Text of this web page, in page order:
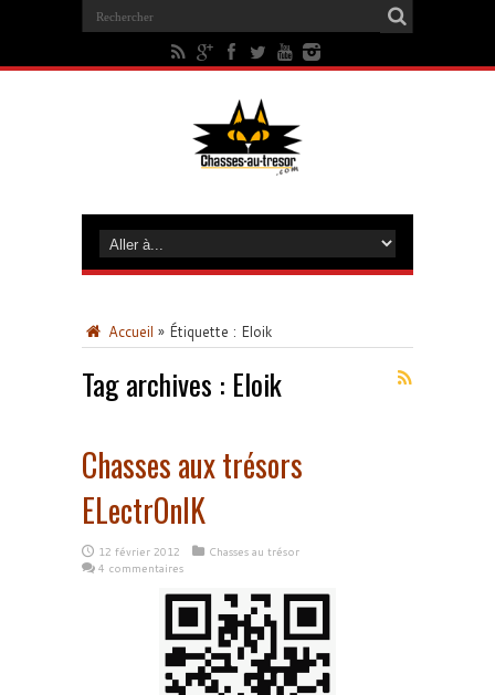
Accueil » Étiquette : Eloik
Tag archives : Eloik
Chasses aux trésors
ELectrOnIK
12 février 2012
Chasses au trésor
4 commentaires